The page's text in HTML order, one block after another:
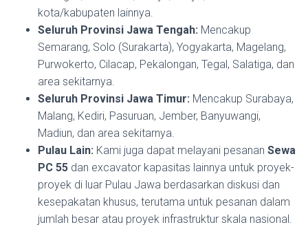
kota/kabupaten lainnya.
Seluruh Provinsi Jawa Tengah: Mencakup
Semarang, Solo (Surakarta), Yogyakarta, Magelang,
Purwokerto, Cilacap, Pekalongan, Tegal, Salatiga, dan
area sekitarnya.
Seluruh Provinsi Jawa Timur: Mencakup Surabaya,
Malang, Kediri, Pasuruan, Jember, Banyuwangi,
Madiun, dan area sekitarnya.
Pulau Lain: Kami juga dapat melayani pesanan Sewa
PC 55 dan excavator kapasitas lainnya untuk proyek-
proyek di luar Pulau Jawa berdasarkan diskusi dan
kesepakatan khusus, terutama untuk pesanan dalam
jumlah besar atau proyek infrastruktur skala nasional.